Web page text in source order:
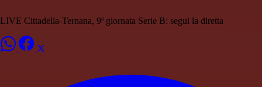
LIVE Cittadella-Ternana, 9ª giornata Serie B: segui la diretta